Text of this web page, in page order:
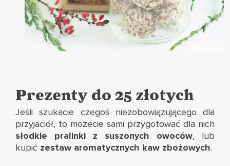
Prezenty do 25 złotych
Jeśli szukacie czegoś niezobowiązującego dla
przyjaciół, to możecie sami przygotować dla nich
słodkie pralinki z suszonych owoców, lub
kupić zestaw aromatycznych kaw zbożowych.